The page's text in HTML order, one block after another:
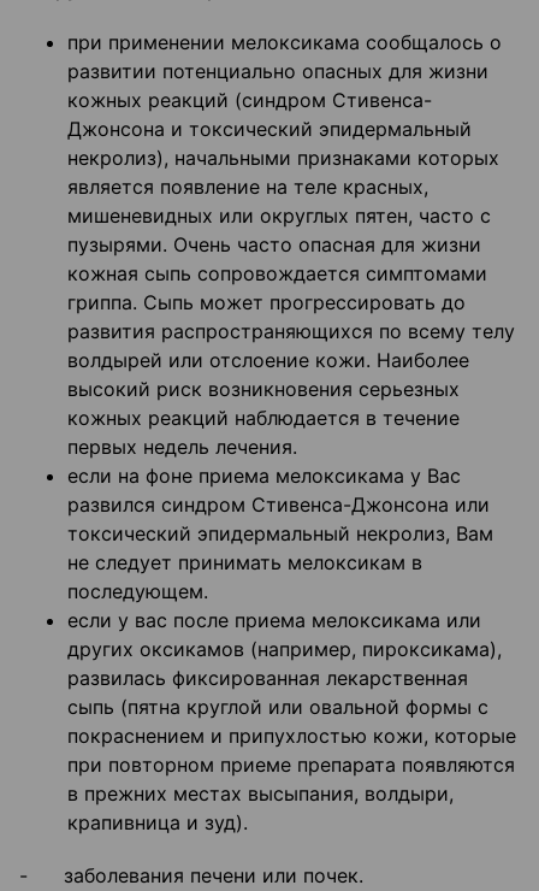
при применении мелоксикама сообщалось о
развитии потенциально опасных для жизни
кожных реакций (синдром Стивенса-
Джонсона и токсический эпидермальный
некролиз), начальными признаками которых
является появление на теле красных,
мишеневидных или округлых пятен, часто с
пузырями. Очень часто опасная для жизни
кожная сыпь сопровождается симптомами
гриппа. Сыпь может прогрессировать до
развития распространяющихся по всему телу
волдырей или отслоение кожи. Наиболее
высокий риск возникновения серьезных
кожных реакций наблюдается в течение
первых недель лечения.
если на фоне приема мелоксикама у Вас
развился синдром Стивенса-Джонсона или
токсический эпидермальный некролиз, Вам
не следует принимать мелоксикам в
последующем.
если у вас после приема мелоксикама или
других оксикамов (например, пироксикама),
развилась фиксированная лекарственная
сыпь (пятна круглой или овальной формы с
покраснением и припухлостью кожи, которые
при повторном приеме препарата появляются
в прежних местах высыпания, волдыри,
крапивница и зуд).
- заболевания печени или почек.